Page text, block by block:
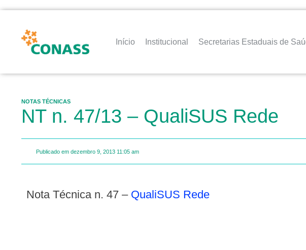
Início Institucional Secretarias Estaduais de
NOTAS TÉCNICAS
NT n. 47/13 – QualiSUS Rede
Publicado em dezembro 9, 2013 11:05 am
Nota Técnica n. 47 – QualiSUS Rede